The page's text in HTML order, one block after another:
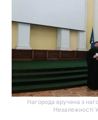
Нагорода вручена з
Незалежності